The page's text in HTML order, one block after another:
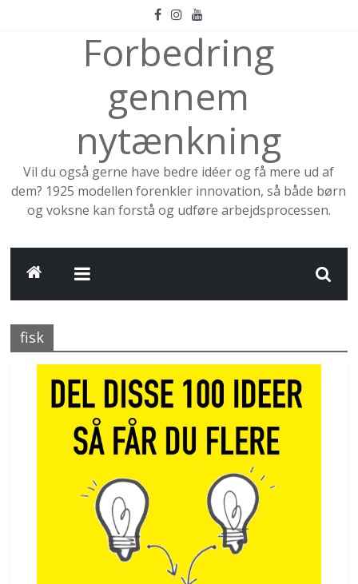
Forbedring
gennem
nytænkning
Vil du også gerne have bedre idéer og få mere ud af
dem? 1925 modellen forenkler innovation, så både børn
og voksne kan forstå og udføre arbejdsprocessen.
fisk